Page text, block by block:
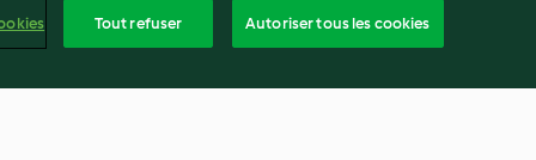
Tout refuser Autoriser tous les cookies